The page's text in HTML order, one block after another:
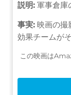
説明: 軍事倉庫
事実: 映画の撮
効果チームが
この映画は